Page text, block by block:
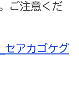
ご注意くだ
セアカゴケグ